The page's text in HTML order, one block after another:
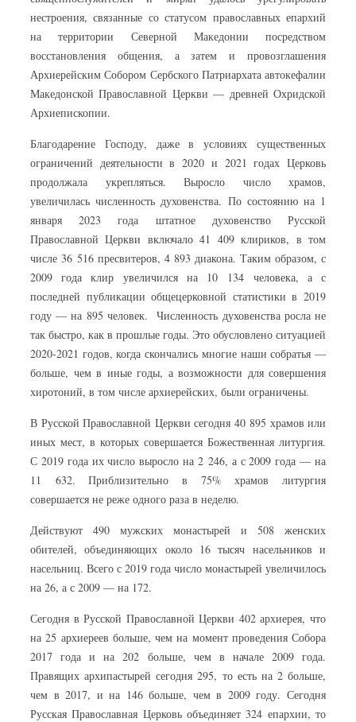
нестроения, связанные со статусом православных епархий
на территории Северной Македонии посредством
восстановления общения, а затем и провозглашения
Архиерейским Собором Сербского Патриархата автокефалии
Македонской Православной Церкви — древней Охридской
Архиепископии.
Благодарение Господу, даже в условиях существенных
ограничений деятельности в 2020 и 2021 годах Церковь
продолжала укрепляться. Выросло число храмов,
увеличилась численность духовенства. По состоянию на 1
января 2023 года штатное духовенство Русской
Православной Церкви включало 41 409 клириков, в том
числе 36 516 пресвитеров, 4 893 диакона. Таким образом, с
2009 года клир увеличился на 10 134 человека, а с
последней публикации общецерковной статистики в 2019
году — на 895 человек. Численность духовенства росла не
так быстро, как в прошлые годы. Это обусловлено ситуацией
2020-2021 годов, когда скончались многие наши собратья —
больше, чем в иные годы, а возможности для совершения
хиротоний, в том числе архиерейских, были ограничены.
В Русской Православной Церкви сегодня 40 895 храмов или
иных мест, в которых совершается Божественная литургия.
С 2019 года их число выросло на 2 246, а с 2009 года — на
11 632. Приблизительно в 75% храмов литургия
совершается не реже одного раза в неделю.
Действуют 490 мужских монастырей и 508 женских
обителей, объединяющих около 16 тысяч насельников и
насельниц. Всего с 2019 года число монастырей увеличилось
на 26, а с 2009 — на 172.
Сегодня в Русской Православной Церкви 402 архиерея, что
на 25 архиереев больше, чем на момент проведения Собора
2017 года и на 202 больше, чем в начале 2009 года.
Правящих архипастырей сегодня 295, то есть на 2 больше,
чем в 2017, и на 146 больше, чем в 2009 году. Сегодня
Русская Православная Церковь объединяет 324 епархии, то